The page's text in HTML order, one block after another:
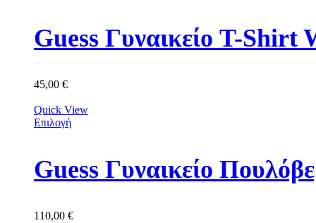
Guess Γυναικείο T-
45,00 €
Quick View
Επιλογή
Guess Γυναικείο
110,00 €